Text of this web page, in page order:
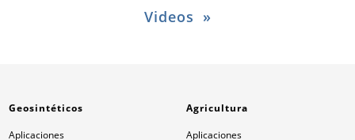
Videos
Geosintéticos
Aplicaciones
Agricultura
Aplicaciones